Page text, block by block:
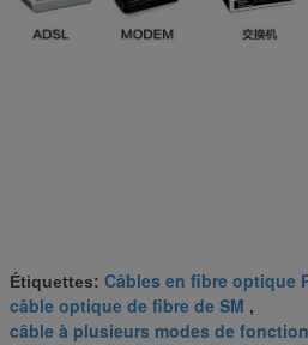
Étiquettes: Câbles en fibre optique
câble optique de fibre de SM ,
câble à plusieurs modes de